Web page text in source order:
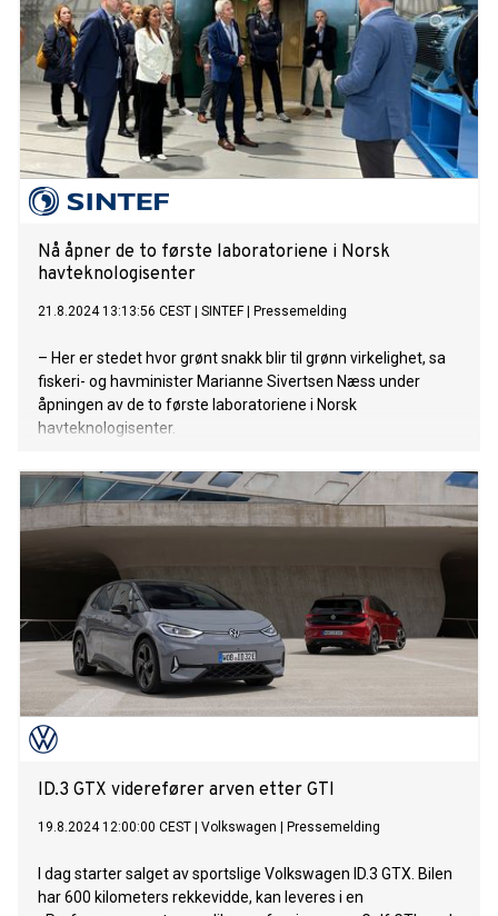
Nå åpner de to første laboratoriene i Norsk
havteknologisenter
21.8.2024 13:13:56 CEST SINTEF| Pressemelding
– Her er stedet hvor grønt snakk blir til grønn virkelighet, sa
fiskeri- og havminister Marianne Sivertsen Næss under
åpningen av de to første laboratoriene i Norsk
havteknologisenter.
ID.3 GTX viderefører arven etter GTI
19.8.2024 12:00:00 CEST Volkswagen Pressemelding
I dag starter salget av sportslige Volkswagen ID.3 GTX. Bilen
har 600 kilometers rekkevidde, kan leveres i en